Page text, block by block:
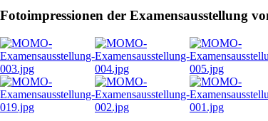
Fotoimpressionen der Examensausstellung